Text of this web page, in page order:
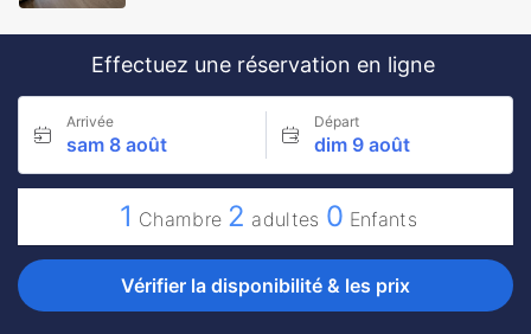
Effectuez une réservation en ligne
Arrivée
sam 8 août
Départ
dim 9 août
1 Chambre 2 adultes 0 Enfants
Vérifier la disponibilité & les prix